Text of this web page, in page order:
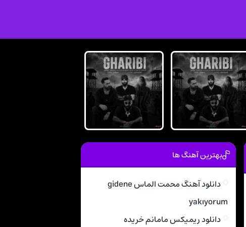
بهترین آهنگ ها
دانلود آهنگ محمت الماس gidene
yakıyorum
دانلود ریمیکس مامانم خریده